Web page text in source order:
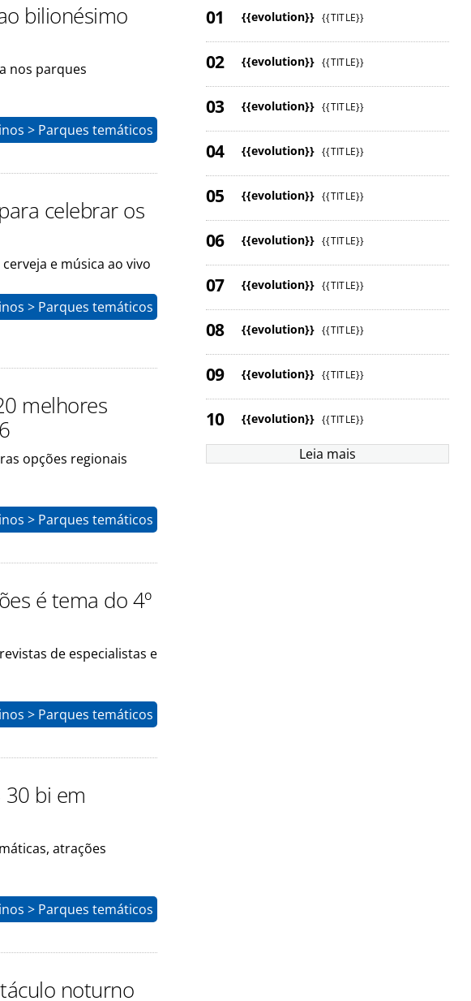
bilionésimo
nos parques
> Parques temáticos
celebrar os
e música ao vivo
> Parques temáticos
melhores
opções regionais
> Parques temáticos
é tema do 4º
de especialistas e
> Parques temáticos
30 bi em
atrações
> Parques temáticos
noturno
{{evolution}} {{TITLE}}
{{evolution}} {{TITLE}}
{{evolution}} {{TITLE}}
{{evolution}} {{TITLE}}
{{evolution}} {{TITLE}}
{{evolution}} {{TITLE}}
{{evolution}} {{TITLE}}
{{evolution}} {{TITLE}}
{{evolution}} {{TITLE}}
{{evolution}} {{TITLE}}
Leia mais